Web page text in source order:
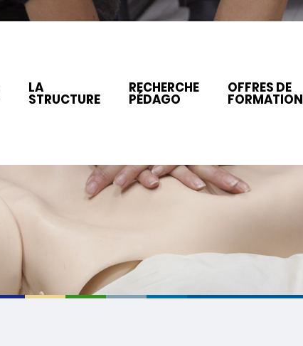
LA
STRUCTURE
RECHERCHE
PÉDAGO
OFFRES DE
FORMATION